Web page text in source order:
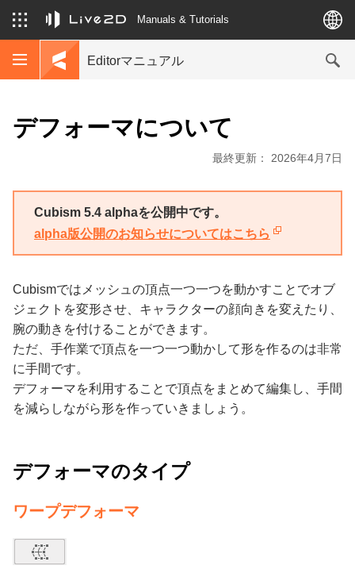
Manuals & Tutorials
Editorマニュアル
デフォーマについて
最終更新： 2026年4月7日
Cubism 5.4 alphaを公開中です。
alpha版公開のお知らせについてはこちら
Cubismではメッシュの頂点一つ一つを動かすことでオブ
ジェクトを変形させ、キャラクターの顔向きを変えたり、
腕の動きを付けることができます。
ただ、手作業で頂点を一つ一つ動かして形を作るのは非常
に手間です。
デフォーマを利用することで頂点をまとめて編集し、手間
を減らしながら形を作っていきましょう。
デフォーマのタイプ
ワープデフォーマ